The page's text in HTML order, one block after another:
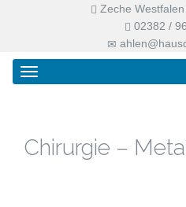
Zeche
02382 /
Primary
Menu
Skip
Haus der Pflege
Chirurgie –